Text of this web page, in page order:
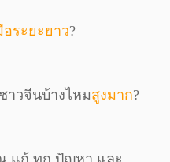
AT แค
เนอร์สํา
เออร์ โท
สําหรับ
ระยะยาว?
วจีนบ้างไหมสูงมาก?